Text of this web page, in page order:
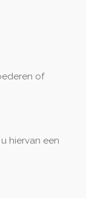
of
hiervan een